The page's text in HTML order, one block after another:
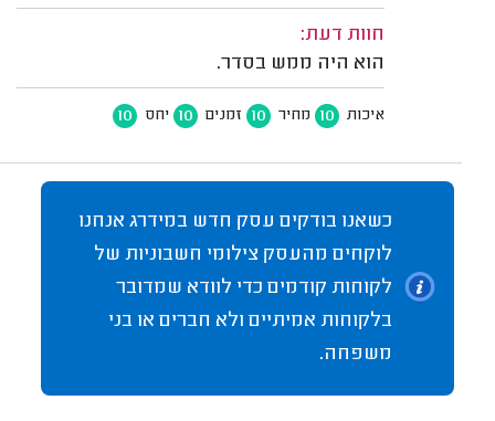
חוות דעת:
הוא היה ממש בסדר.
איכות 10 מחיר 10 זמנים 10 יחס 10
כשאנו בודקים עסק חדש במידרג אנחנו
לוקחים מהעסק צילומי חשבוניות של
לקוחות קודמים כדי לוודא שמדובר
בלקוחות אמיתיים ולא חברים או בני
משפחה.